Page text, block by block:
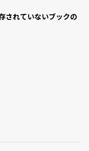
されていないブックの